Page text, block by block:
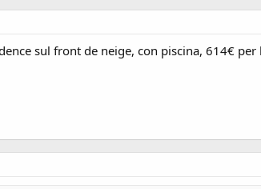
sul front de neige, con piscina, 614€